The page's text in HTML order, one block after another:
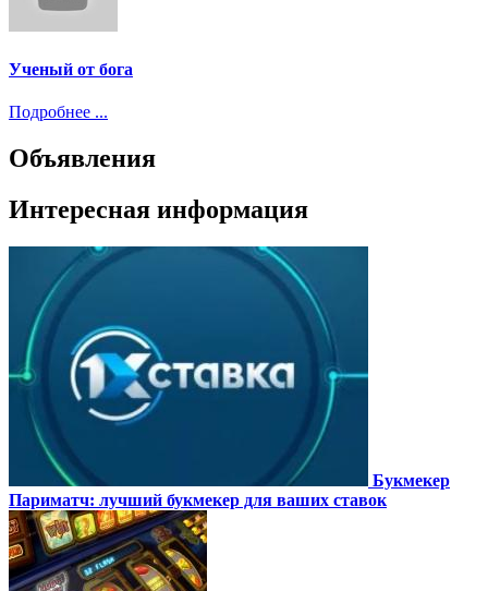
Ученый от бога
Подробнее ...
Объявления
Интересная информация
Букмекер
Париматч: лучший букмекер для ваших ставок